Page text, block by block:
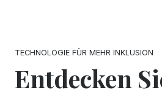
TECHNOLOGIE FÜR MEHR INKLUSION
Entdecken